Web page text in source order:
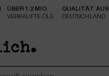
ÜBER 1,2 MIO.
VERKAUFTE ÖLE
QUALITÄT AUS
DEUTSCHLAND